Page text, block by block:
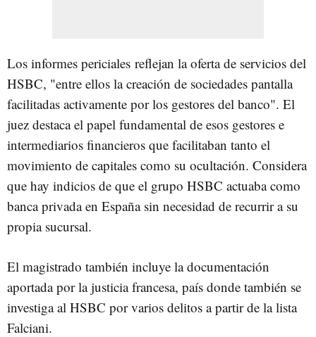
Los informes periciales reflejan la oferta de servicios del
HSBC, "entre ellos la creación de sociedades pantalla
facilitadas activamente por los gestores del banco". El
juez destaca el papel fundamental de esos gestores e
intermediarios financieros que facilitaban tanto el
movimiento de capitales como su ocultación. Considera
que hay indicios de que el grupo HSBC actuaba como
banca privada en España sin necesidad de recurrir a su
propia sucursal.
El magistrado también incluye la documentación
aportada por la justicia francesa, país donde también se
investiga al HSBC por varios delitos a partir de la lista
Falciani.